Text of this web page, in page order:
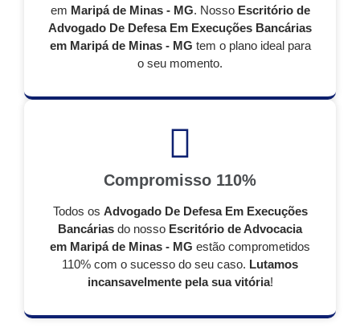
em Maripá de Minas - MG. Nosso Escritório de
Advogado De Defesa Em Execuções Bancárias
em Maripá de Minas - MG tem o plano ideal para
o seu momento.
Compromisso 110%
Todos os Advogado De Defesa Em Execuções
Bancárias do nosso Escritório de Advocacia
em Maripá de Minas - MG estão comprometidos
110% com o sucesso do seu caso. Lutamos
incansavelmente pela sua vitória!